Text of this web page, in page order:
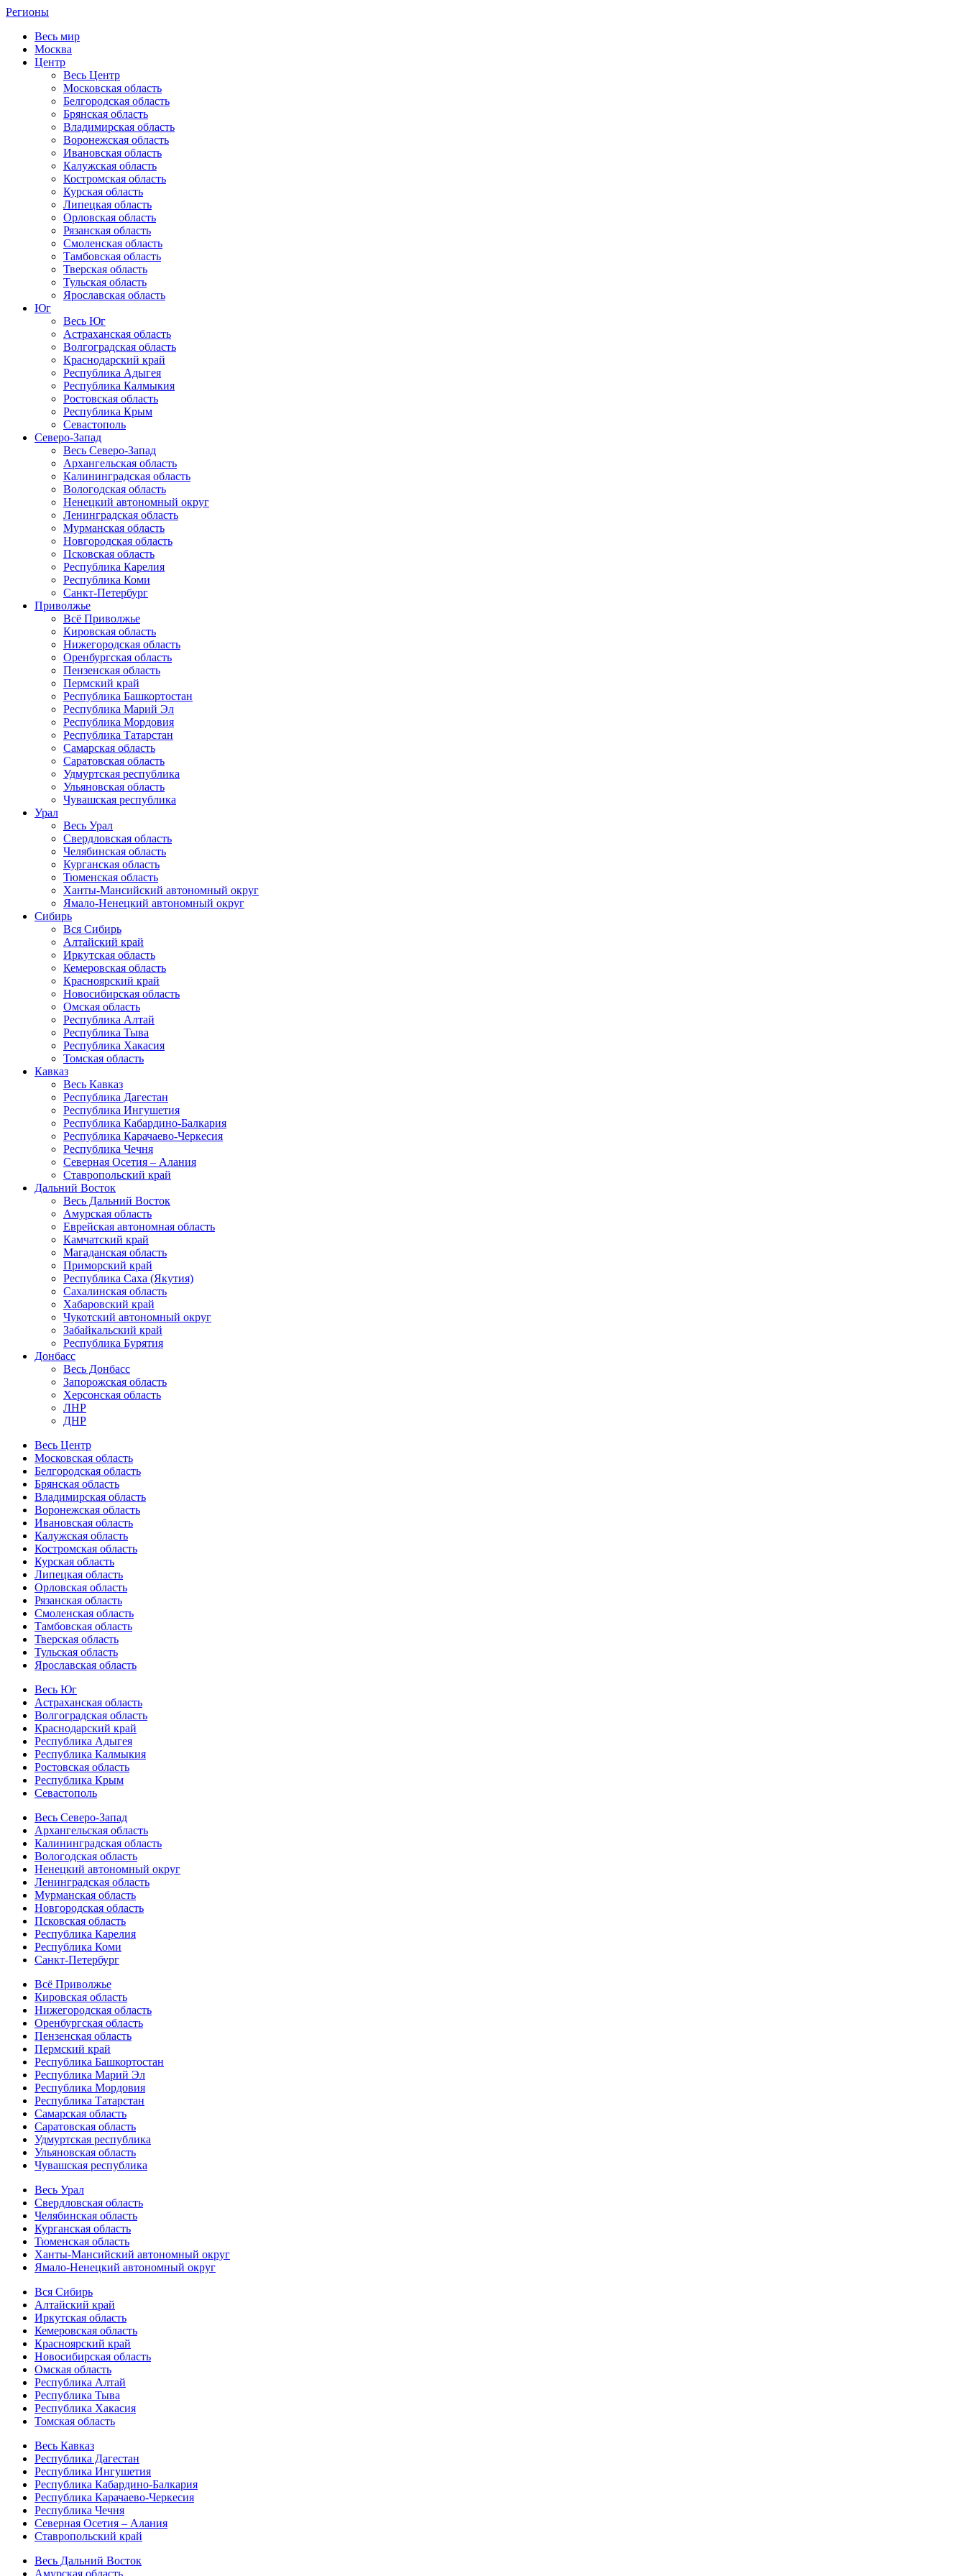
Регионы
Весь мир
Москва
Центр
Весь Центр
Московская область
Белгородская область
Брянская область
Владимирская область
Воронежская область
Ивановская область
Калужская область
Костромская область
Курская область
Липецкая область
Орловская область
Рязанская область
Смоленская область
Тамбовская область
Тверская область
Тульская область
Ярославская область
Юг
Весь Юг
Астраханская область
Волгоградская область
Краснодарский край
Республика Адыгея
Республика Калмыкия
Ростовская область
Республика Крым
Севастополь
Северо-Запад
Весь Северо-Запад
Архангельская область
Калининградская область
Вологодская область
Ненецкий автономный округ
Ленинградская область
Мурманская область
Новгородская область
Псковская область
Республика Карелия
Республика Коми
Санкт-Петербург
Приволжье
Всё Приволжье
Кировская область
Нижегородская область
Оренбургская область
Пензенская область
Пермский край
Республика Башкортостан
Республика Марий Эл
Республика Мордовия
Республика Татарстан
Самарская область
Саратовская область
Удмуртская республика
Ульяновская область
Чувашская республика
Урал
Весь Урал
Свердловская область
Челябинская область
Курганская область
Тюменская область
Ханты-Мансийский автономный округ
Ямало-Ненецкий автономный округ
Сибирь
Вся Сибирь
Алтайский край
Иркутская область
Кемеровская область
Красноярский край
Новосибирская область
Омская область
Республика Алтай
Республика Тыва
Республика Хакасия
Томская область
Кавказ
Весь Кавказ
Республика Дагестан
Республика Ингушетия
Республика Кабардино-Балкария
Республика Карачаево-Черкесия
Республика Чечня
Северная Осетия – Алания
Ставропольский край
Дальний Восток
Весь Дальний Восток
Амурская область
Еврейская автономная область
Камчатский край
Магаданская область
Приморский край
Республика Саха (Якутия)
Сахалинская область
Хабаровский край
Чукотский автономный округ
Забайкальский край
Республика Бурятия
Донбасс
Весь Донбасс
Запорожская область
Херсонская область
ЛНР
ДНР
Весь Центр
Московская область
Белгородская область
Брянская область
Владимирская область
Воронежская область
Ивановская область
Калужская область
Костромская область
Курская область
Липецкая область
Орловская область
Рязанская область
Смоленская область
Тамбовская область
Тверская область
Тульская область
Ярославская область
Весь Юг
Астраханская область
Волгоградская область
Краснодарский край
Республика Адыгея
Республика Калмыкия
Ростовская область
Республика Крым
Севастополь
Весь Северо-Запад
Архангельская область
Калининградская область
Вологодская область
Ненецкий автономный округ
Ленинградская область
Мурманская область
Новгородская область
Псковская область
Республика Карелия
Республика Коми
Санкт-Петербург
Всё Приволжье
Кировская область
Нижегородская область
Оренбургская область
Пензенская область
Пермский край
Республика Башкортостан
Республика Марий Эл
Республика Мордовия
Республика Татарстан
Самарская область
Саратовская область
Удмуртская республика
Ульяновская область
Чувашская республика
Весь Урал
Свердловская область
Челябинская область
Курганская область
Тюменская область
Ханты-Мансийский автономный округ
Ямало-Ненецкий автономный округ
Вся Сибирь
Алтайский край
Иркутская область
Кемеровская область
Красноярский край
Новосибирская область
Омская область
Республика Алтай
Республика Тыва
Республика Хакасия
Томская область
Весь Кавказ
Республика Дагестан
Республика Ингушетия
Республика Кабардино-Балкария
Республика Карачаево-Черкесия
Республика Чечня
Северная Осетия – Алания
Ставропольский край
Весь Дальний Восток
Амурская область